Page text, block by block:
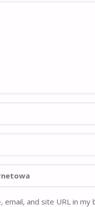
email, and site URL in